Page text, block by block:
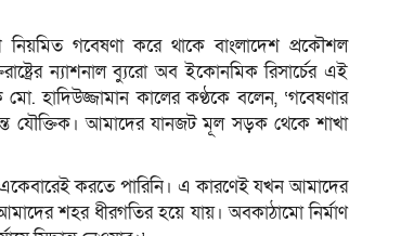
নিয়মিত গবেষণা করে থাকে বাংলাদেশ প্রকৌশল
ন্যাশনাল ব্যুরো অব ইকোনমিক রিসার্চের এই
হাদিউজ্জামান কালের কণ্ঠকে বলেন, ‘গবেষণার
যৌক্তিক। আমাদের যানজট মূল সড়ক থেকে শাখা
করতে পারিনি। এ কারণেই যখন আমাদের
শহর ধীরগতির হয়ে যায়। অবকাঠামো নির্মাণ